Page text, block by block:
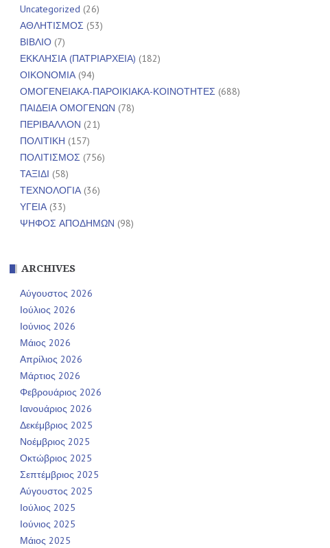
Uncategorized (26)
ΑΘΛΗΤΙΣΜΟΣ (53)
ΒΙΒΛΙΟ (7)
ΕΚΚΛΗΣΙΑ (ΠΑΤΡΙΑΡΧΕΙΑ) (182)
ΟΙΚΟΝΟΜΙΑ(94)
ΟΜΟΓΕΝΕΙΑΚΑ-ΠΑΡΟΙΚΙΑΚΑ-ΚΟΙΝΟΤΗΤΕΣ (688)
ΠΑΙΔΕΙΑ ΟΜΟΓΕΝΩΝ (78)
ΠΕΡΙΒΑΛΛΟΝ (21)
ΠΟΛΙΤΙΚΗ (157)
ΠΟΛΙΤΙΣΜΟΣ (756)
ΤΑΞΙΔΙ (58)
ΤΕΧΝΟΛΟΓΙΑ(36)
ΥΓΕΙΑ(33)
ΨΗΦΟΣ ΑΠΟΔΗΜΩΝ (98)
ARCHIVES
Αύγουστος 2026
Ιούλιος 2026
Ιούνιος 2026
Μάιος 2026
Απρίλιος 2026
Μάρτιος 2026
Φεβρουάριος 2026
Ιανουάριος 2026
Δεκέμβριος 2025
Νοέμβριος 2025
Οκτώβριος 2025
Σεπτέμβριος 2025
Αύγουστος 2025
Ιούλιος 2025
Ιούνιος 2025
Μάιος 2025